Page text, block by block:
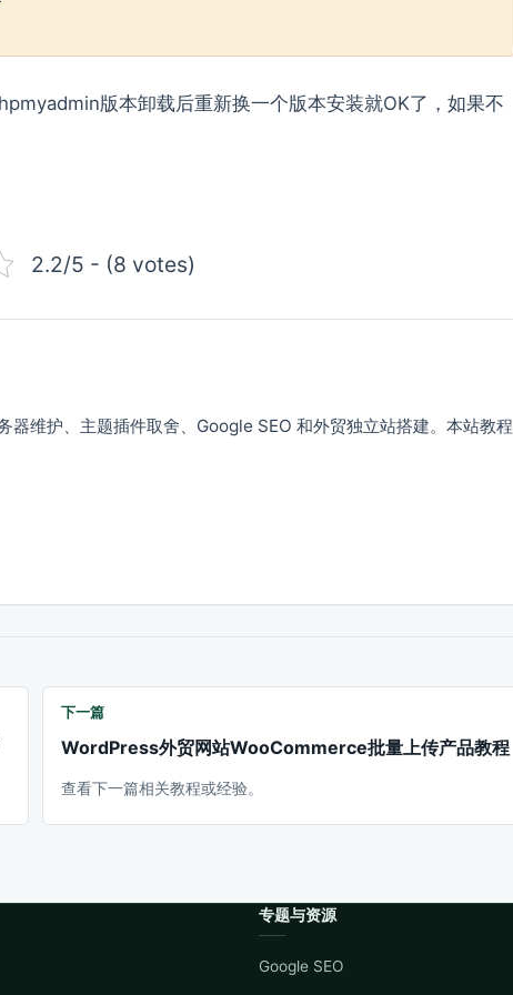
版本卸载后重新换一个版本安装就OK了，如果不
2.2/5 - (8 votes)
维护、主题插件取舍、Google SEO 和外贸独立站搭建。本站教程
下一篇
WordPress外贸网站WooCommerce批量上传产品教程
查看下一篇相关教程或经验。
专题与资源
Google SEO